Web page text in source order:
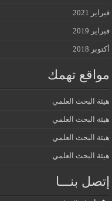
فبراير 2021
فبراير 2019
أكتوبر 2018
مواقع تهمك
هيئة البحث العلمي
هيئة البحث العلمي
هيئة البحث العلمي
هيئة البحث العلمي
إتصل بنـــا